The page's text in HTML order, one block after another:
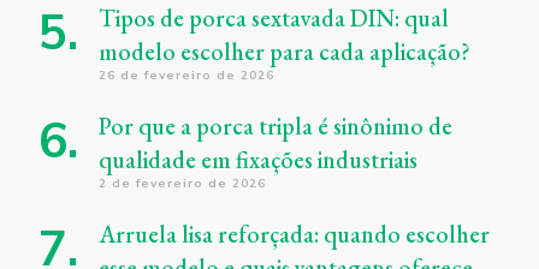
Tipos de porca sextavada DIN: qual
modelo escolher para cada aplicação?
26 de fevereiro de 2026
Por que a porca tripla é sinônimo de
qualidade em fixações industriais
2 de fevereiro de 2026
Arruela lisa reforçada: quando escolher